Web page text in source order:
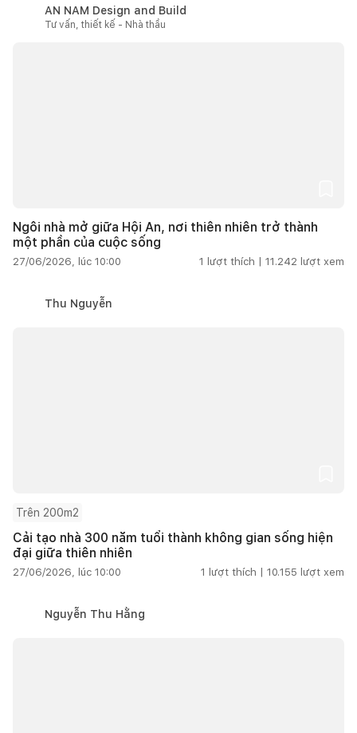
AN NAM Design and Build
Tư vấn, thiết kế - Nhà thầu
Ngôi nhà mở giữa Hội An, nơi thiên nhiên trở thành
một phần của cuộc sống
27/06/2026, lúc 10:00 1 lượt thích | 11.242 lượt xem
Thu Nguyễn
Trên 200m2
Cải tạo nhà 300 năm tuổi thành không gian sống hiện
đại giữa thiên nhiên
27/06/2026, lúc 10:00 1 lượt thích | 10.155 lượt xem
Nguyễn Thu Hằng